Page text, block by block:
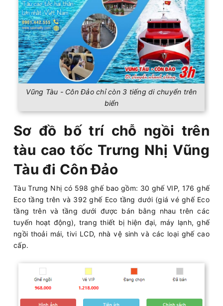
Vũng Tàu - Côn Đảo chỉ còn 3 tiếng di chuyển trên
biển
Sơ đồ bố trí chỗ ngồi trên
tàu cao tốc Trưng Nhị Vũng
Tàu đi Côn Đảo
Tàu Trưng Nhị có 598 ghế bao gồm: 30 ghế VIP, 176 ghế
Eco tầng trên và 392 ghế Eco tầng dưới (giá vé ghế Eco
tầng trên và tầng dưới được bán bằng nhau trên các
tuyến hoạt động), trang thiết bị hiện đại, máy lạnh, ghế
ngồi thoải mái, tivi LCD, nhà vệ sinh và các loại ghế cao
cấp.